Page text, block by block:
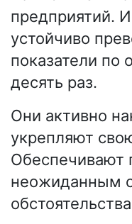
предприятий.
устойчиво
показатели по
десять раз.
Они активно
укрепляют
Обеспечивают
неожиданным